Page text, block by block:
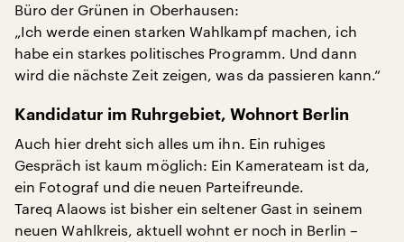
Büro der Grünen in Oberhausen:
„Ich werde einen starken Wahlkampf machen, ich
habe ein starkes politisches Programm. Und dann
wird die nächste Zeit zeigen, was da passieren kann.“
Kandidatur im Ruhrgebiet, Wohnort Berlin
Auch hier dreht sich alles um ihn. Ein ruhiges
Gespräch ist kaum möglich: Ein Kamerateam ist da,
ein Fotograf und die neuen Parteifreunde.
Tareq Alaows ist bisher ein seltener Gast in seinem
neuen Wahlkreis, aktuell wohnt er noch in Berlin –